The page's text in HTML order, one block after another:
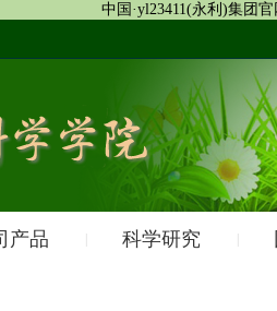
中国·yl23411(永利)集团
产品 科学研究